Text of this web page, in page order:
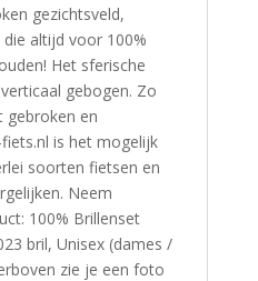
gezichtsveld,
altijd voor 100%
Het sferische
gebogen. Zo
en
is het mogelijk
soorten fietsen en
Neem
100% Brillenset
bril, Unisex (dames /
zie je een foto